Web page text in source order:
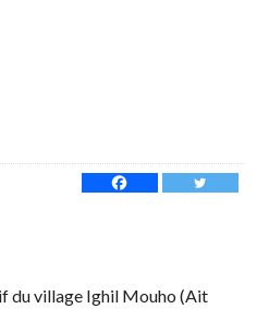
du village Ighil Mouho (Ait